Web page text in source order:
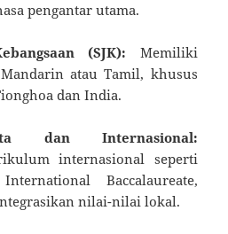
pengantar utama.
(SJK): Memiliki
atau Tamil, khusus
dan India.
dan Internasional:
internasional seperti
Baccalaureate,
nilai-nilai lokal.